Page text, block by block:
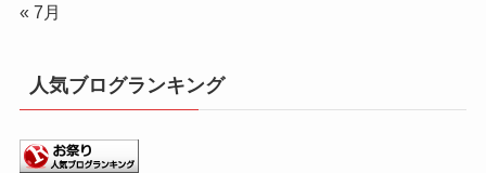
« 7月
人気ブログランキング